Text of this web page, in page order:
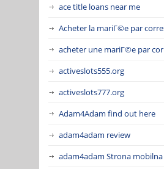
ace title loans near me
Acheter la mariГ©e par
acheter une mariГ©e par
activeslots555.org
activeslots777.org
Adam4Adam find out here
adam4adam review
adam4adam Strona mobilna